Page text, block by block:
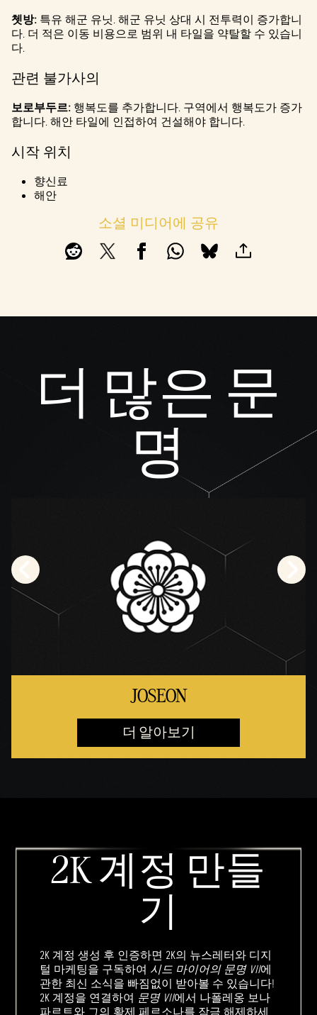
쳇방: 특유 해군 유닛. 해군 유닛 상대 시 전투력이 증가합니
다. 더 적은 이동 비용으로 범위 내 타일을 약탈할 수 있습니
다.
관련 불가사의
보로부두르: 행복도를 추가합니다. 구역에서 행복도가 증가
합니다. 해안 타일에 인접하여 건설해야 합니다.
시작 위치
향신료
해안
소셜 미디어에 공유
더 많은 문
명
JOSEON
더 알아보기
2K 계정 만들
기
2K 계정 생성 후 인증하면 2K의 뉴스레터와 디지
털 마케팅을 구독하여 시드 마이어의 문명 VII에
관한 최신 소식을 빠짐없이 받아볼 수 있습니다!
2K 계정을 연결하여 문명 VII에서 나폴레옹 보나
파르트와 그의 황제 페르소나를 잠금 해제하세